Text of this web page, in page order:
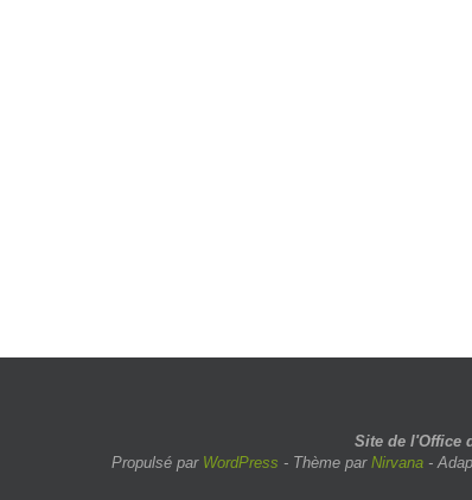
Site de l'Office
Propulsé par WordPress - Thème par Nirvana-